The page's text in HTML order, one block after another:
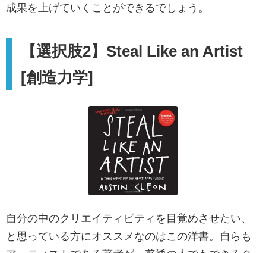
成果を上げていくことができるでしょう。
【選択肢2】Steal Like an Artist
[創造力学]
自分の中のクリエイティビティを目覚めさせたい、
と思っている方にオススメなのはこの洋書。自らも